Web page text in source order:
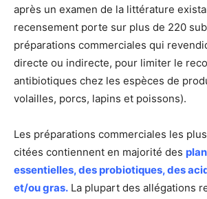
après un examen de la littérature
recensement porte sur plus de 220
préparations commerciales qui
directe ou indirecte, pour limiter le
antibiotiques chez les espèces de
volailles, porcs, lapins et poissons).
Les préparations commerciales les
citées contiennent en majorité des
essentielles, des probiotiques, des
et/ou gras. La plupart des allégations